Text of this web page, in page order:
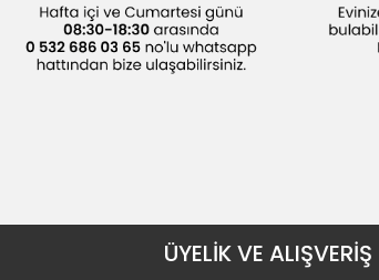
ÜYELİK VE ALIŞVERİŞ